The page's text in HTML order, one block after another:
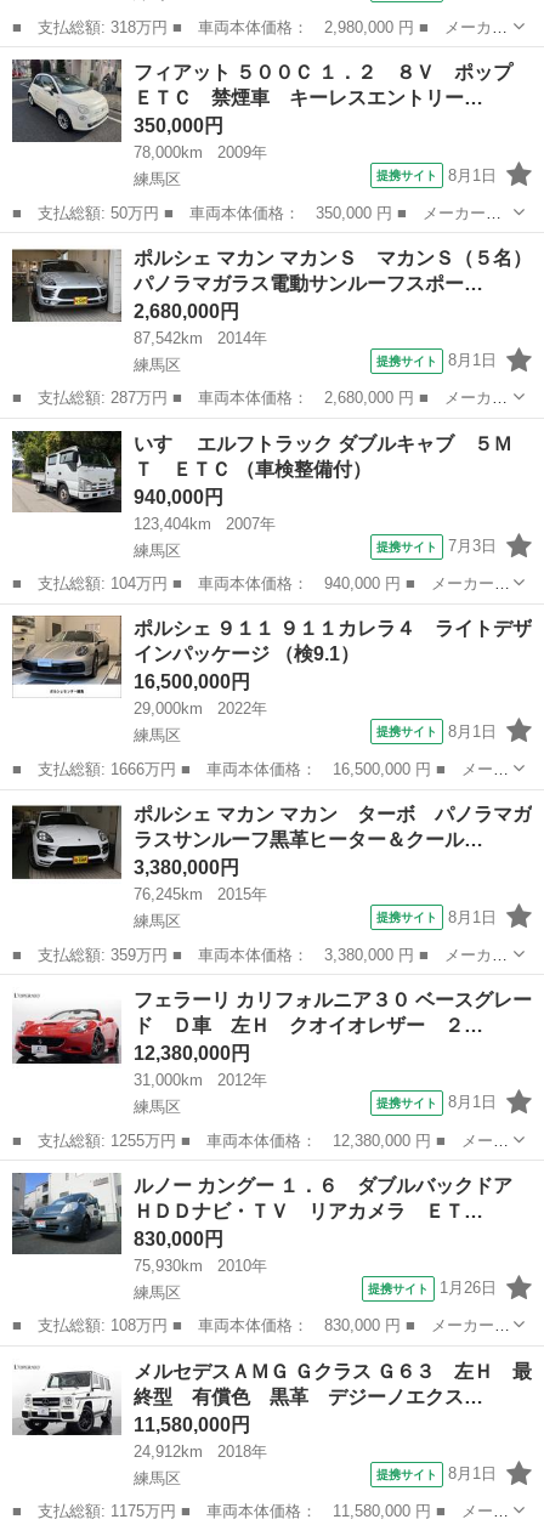
■ 支払総額: 318万円 ■ 車両本体価格： 2,980,000 円 ■ メーカー
名： ポルシェ ■ 車種名： マカン ■ グレード名： マカンＳ
１オーナ車電動パノラマガラスサンルーフ電動シェード付赤レザーシ
ート１４Ｗ...
東京 練馬区
フィアット ５００Ｃ １．２ ８Ｖ ポップ
ＥＴＣ 禁煙車 キーレスエントリー…
350,000円
78,000km
2009年
練馬区
提携サイト 8月1日
■ 支払総額: 50万円 ■ 車両本体価格： 350,000 円 ■ メーカー
名： フィアット ■ 車種名： ５００Ｃ ■ グレード名： １．
２ ８Ｖ ポップ ＥＴＣ 禁煙車 キーレスエントリー ナビ ■
排気量： 120...
東京 練馬区
ポルシェ マカン マカンＳ マカンＳ（５名）
パノラマガラス電動サンルーフスポー…
2,680,000円
87,542km
2014年
練馬区
提携サイト 8月1日
■ 支払総額: 287万円 ■ 車両本体価格： 2,680,000 円 ■ メーカー
名： ポルシェ ■ 車種名： マカン ■ グレード名： マカンＳ
マカンＳ（５名）パノラマガラス電動サンルーフスポーツクロノＰＫ
Ｇシートヒ...
東京 練馬区 その他
いすゞ エルフトラック ダブルキャブ ５Ｍ
Ｔ ＥＴＣ （車検整備付）
940,000円
123,404km
2007年
練馬区
提携サイト 7月3日
■ 支払総額: 104万円 ■ 車両本体価格： 940,000 円 ■ メーカー
名： いすゞ ■ 車種名： エルフトラック ■ グレード名： ダブ
ルキャブ ５ＭＴ ＥＴＣ ■ 排気量： 3000cc ■ ドア枚数： 4D
...
東京 練馬区 その他
ポルシェ ９１１ ９１１カレラ４ ライトデザ
インパッケージ （検9.1）
16,500,000円
29,000km
2022年
練馬区
提携サイト 8月1日
■ 支払総額: 1666万円 ■ 車両本体価格： 16,500,000 円 ■ メーカ
ー名： ポルシェ ■ 車種名： ９１１ ■ グレード名： ９１１カ
レラ４ ライトデザインパッケージ ■ 排気量： 3000cc ■ ドア...
東京 練馬区
ポルシェ マカン マカン ターボ パノラマガ
ラスサンルーフ黒革ヒーター＆クール…
3,380,000円
76,245km
2015年
練馬区
提携サイト 8月1日
■ 支払総額: 359万円 ■ 車両本体価格： 3,380,000 円 ■ メーカー
名： ポルシェ ■ 車種名： マカン ■ グレード名： マカン タ
ーボ パノラマガラスサンルーフ黒革ヒーター＆クールシートＰＤＬ
Ｓスポーツ...
フェラーリ カリフォルニア３０ ベースグレー
ド Ｄ車 左Ｈ クオイオレザー ２…
12,380,000円
31,000km
2012年
練馬区
提携サイト 8月1日
■ 支払総額: 1255万円 ■ 車両本体価格： 12,380,000 円 ■ メーカ
ー名： フェラーリ ■ 車種名： カリフォルニア３０ ■ グレード
名： ベースグレード Ｄ車 左Ｈ クオイオレザー ２０インチ鍛
造アルミ...
東京 練馬区
ルノー カングー １．６ ダブルバックドア
ＨＤＤナビ・ＴＶ リアカメラ ＥＴ…
830,000円
75,930km
2010年
練馬区
提携サイト 1月26日
■ 支払総額: 108万円 ■ 車両本体価格： 830,000 円 ■ メーカー
名： ルノー ■ 車種名： カングー ■ グレード名： １．６ ダ
ブルバックドア ＨＤＤナビ・ＴＶ リアカメラ ＥＴＣ マルチル
ーフレール ピ...
メルセデスＡＭＧ Ｇクラス Ｇ６３ 左Ｈ 最
終型 有償色 黒革 デジーノエクス…
11,580,000円
24,912km
2018年
練馬区
提携サイト 8月1日
■ 支払総額: 1175万円 ■ 車両本体価格： 11,580,000 円 ■ メーカ